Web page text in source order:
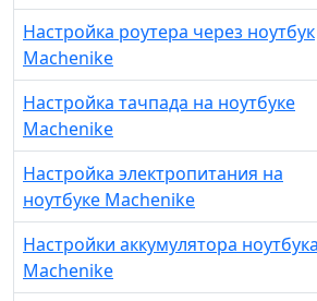
Настройка роутера через ноутбук
Machenike
Настройка тачпада на ноутбуке
Machenike
Настройка электропитания на
ноутбуке Machenike
Настройки аккумулятора ноутбука
Machenike